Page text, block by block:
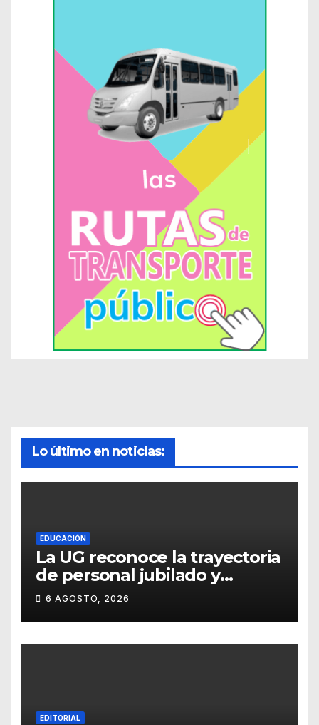
Lo último en noticias:
EDUCACIÓN
La UG reconoce la trayectoria
de personal jubilado y
agradece su legado
6 AGOSTO, 2026
EDITORIAL